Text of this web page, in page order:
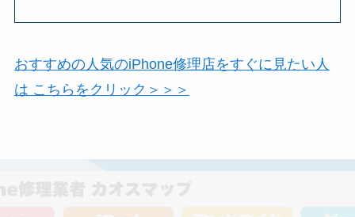
おすすめの人気のiPhone修理店をすぐに見たい人
は こちらをクリック＞＞＞